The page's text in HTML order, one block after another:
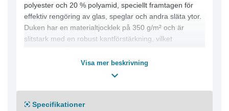
polyester och 20 % polyamid, speciellt framtagen för
effektiv rengöring av glas, speglar och andra släta ytor.
Duken har en materialtjocklek på 350 g/m² och är
slitstark med en robust kantförstärkning, vilket
Duken kan maskintvättas upp till cirka 500 gånger utan
att tappa sin rengöringsförmåga, vilket gör den till ett
● Tillverkad av 80 % polyester och 20 % polyamid
Visa mer beskrivning
Specifikationer